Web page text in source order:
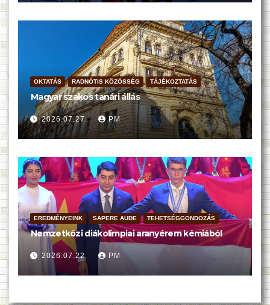
OKTATÁS RADNÓTIS KÖZÖSSÉG TÁJÉKOZTATÁS
Magyar szakos tanári állás
2026.07.27. PM
EREDMÉNYEINK SAPERE AUDE TEHETSÉGGONDOZÁS
Nemzetközi diákolimpiai aranyérem kémiából
2026.07.22. PM